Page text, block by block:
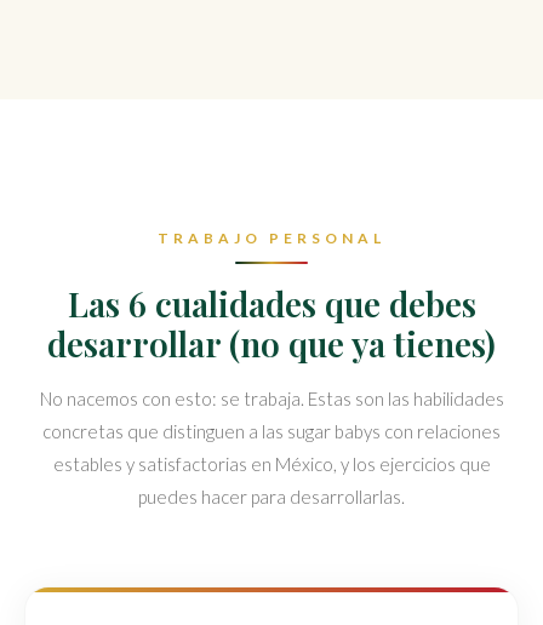
TRABAJO PERSONAL
Las 6 cualidades que debes
desarrollar (no que ya tienes)
No nacemos con esto: se trabaja. Estas son las habilidades
concretas que distinguen a las sugar babys con relaciones
estables y satisfactorias en México, y los ejercicios que
puedes hacer para desarrollarlas.